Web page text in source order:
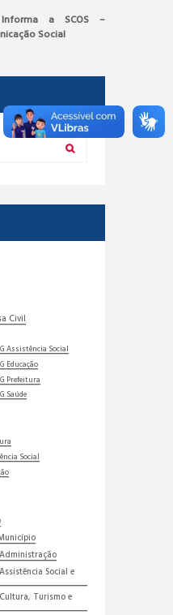
Informa a SCOS –
Social
Civil
Assistência Social
Educação
Prefeitura
Saúde
Social
Social e
Turismo e